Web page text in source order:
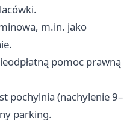
m.in. jako
pomoc prawną
pochylnia (nachylenie 9–
parking.